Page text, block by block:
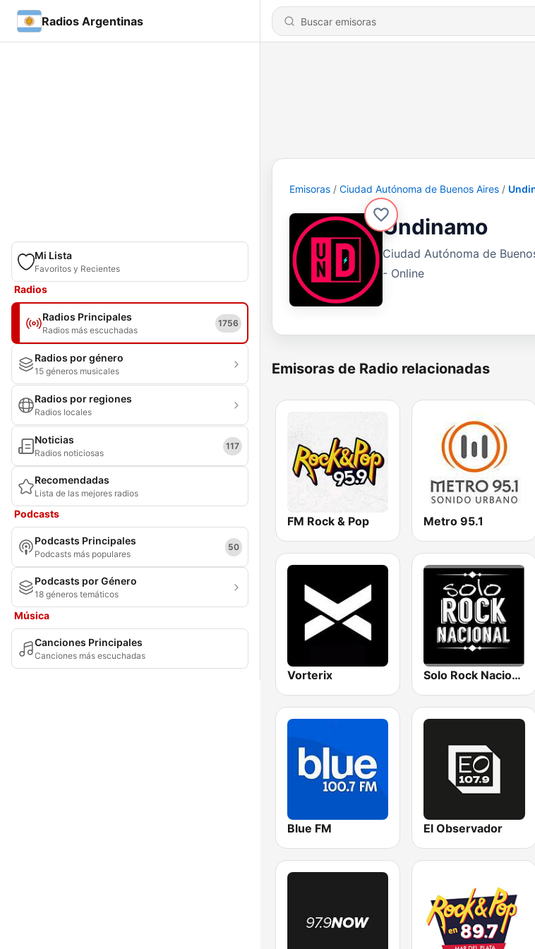
Radios Argentinas
Mi Lista
Favoritos y Recientes
Radios
Radios Principales
Radios más escuchadas
1756
Radios por género
15 géneros musicales
Radios por regiones
Radios locales
Noticias
Radios noticiosas
117
Recomendadas
Lista de las mejores radios
Podcasts
Podcasts Principales
Podcasts más populares
50
Podcasts por Género
18 géneros temáticos
Música
Canciones Principales
Canciones más escuchadas
Emisoras Ciudad Autónoma de Buenos Aires
Undinamo
Ciudad Autónoma de
- Online
Emisoras de Radio relacionadas
FM Rock & Pop Metro 95.1
Vorterix Solo Rock Nacional
Blue FM El Observador